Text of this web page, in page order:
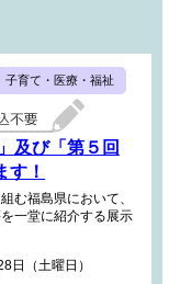
子育て・医療・福祉
及び「第５回
す！
む福島県において、
一堂に紹介する展示
日（土曜日）